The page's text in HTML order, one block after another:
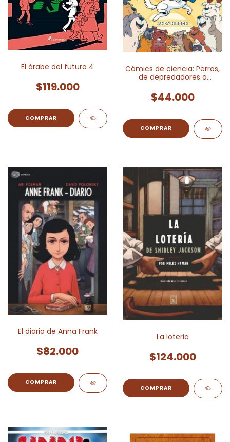
El árabe del futuro 4
$119.000
Cómics de ciencia: Perros,
de depredadores a
$44.000
El diario de Anna Frank
$82.000
La loteria
$124.000